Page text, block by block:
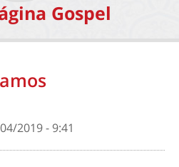
Gospel
2019 - 9:41